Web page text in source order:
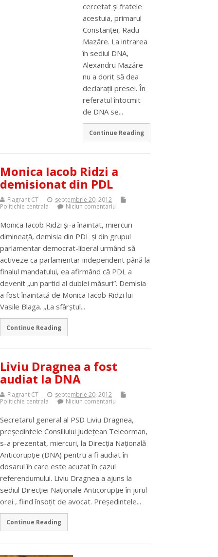
cercetat şi fratele
acestuia, primarul
Constanţei, Radu
Mazăre. La intrarea
în sediul DNA,
Alexandru Mazăre
nu a dorit să dea
declaraţii presei. În
referatul întocmit
de DNA se...
Continue Reading
Monica Iacob Ridzi a
demisionat din PDL
Flagrant CT
septembrie 20, 2012
Politichie centrala
Niciun comentariu
Monica Iacob Ridzi şi-a înaintat, miercuri
dimineaţă, demisia din PDL şi din grupul
parlamentar democrat-liberal urmând să
activeze ca parlamentar independent până la
finalul mandatului, ea afirmând că PDL a
devenit „un partid al dublei măsuri”. Demisia
a fost înaintată de Monica Iacob Ridzi lui
Vasile Blaga. „La sfârştul...
Continue Reading
Liviu Dragnea a fost
audiat la DNA
Flagrant CT
septembrie 20, 2012
Politichie centrala
Niciun comentariu
Secretarul general al PSD Liviu Dragnea,
preşedintele Consiliului Judeţean Teleorman,
s-a prezentat, miercuri, la Direcţia Naţională
Anticorupţie (DNA) pentru a fi audiat în
dosarul în care este acuzat în cazul
referendumului. Liviu Dragnea a ajuns la
sediul Direcţiei Naţionale Anticorupţie în jurul
orei , fiind însoţit de avocat. Preşedintele...
Continue Reading